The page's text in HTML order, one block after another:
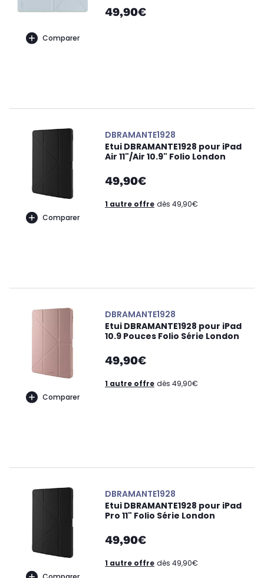
Comparer
49,90€
Comparer
DBRAMANTE1928
Etui DBRAMANTE1928 pour iPad
Air 11"/Air 10.9" Folio London
49,90€
1 autre offre dès 49,90€
Comparer
DBRAMANTE1928
Etui DBRAMANTE1928 pour iPad
10.9 Pouces Folio Série London
49,90€
1 autre offre dès 49,90€
DBRAMANTE1928
Etui DBRAMANTE1928 pour iPad
Pro 11" Folio Série London
49,90€
1 autre offre dès 49,90€